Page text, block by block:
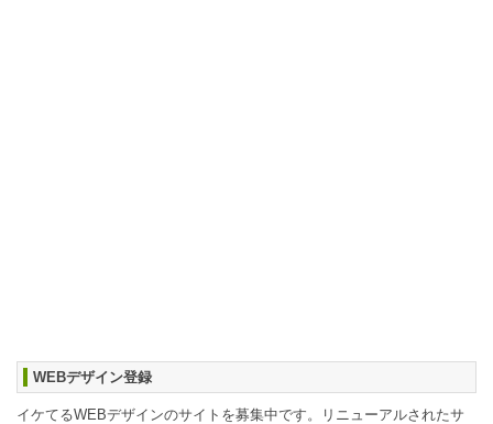
WEBデザイン登録
イケてるWEBデザインのサイトを募集中です。リニューアルされたサ